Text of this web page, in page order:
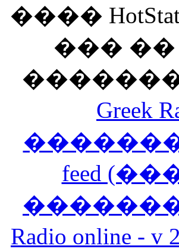
����
��� ��
Greek
feed
Radio